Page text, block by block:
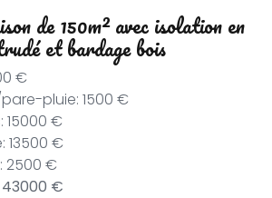
de 150m² avec isolation en
et bardage bois
€
pluie: 1500 €
15000 €
13500 €
2500 €
€